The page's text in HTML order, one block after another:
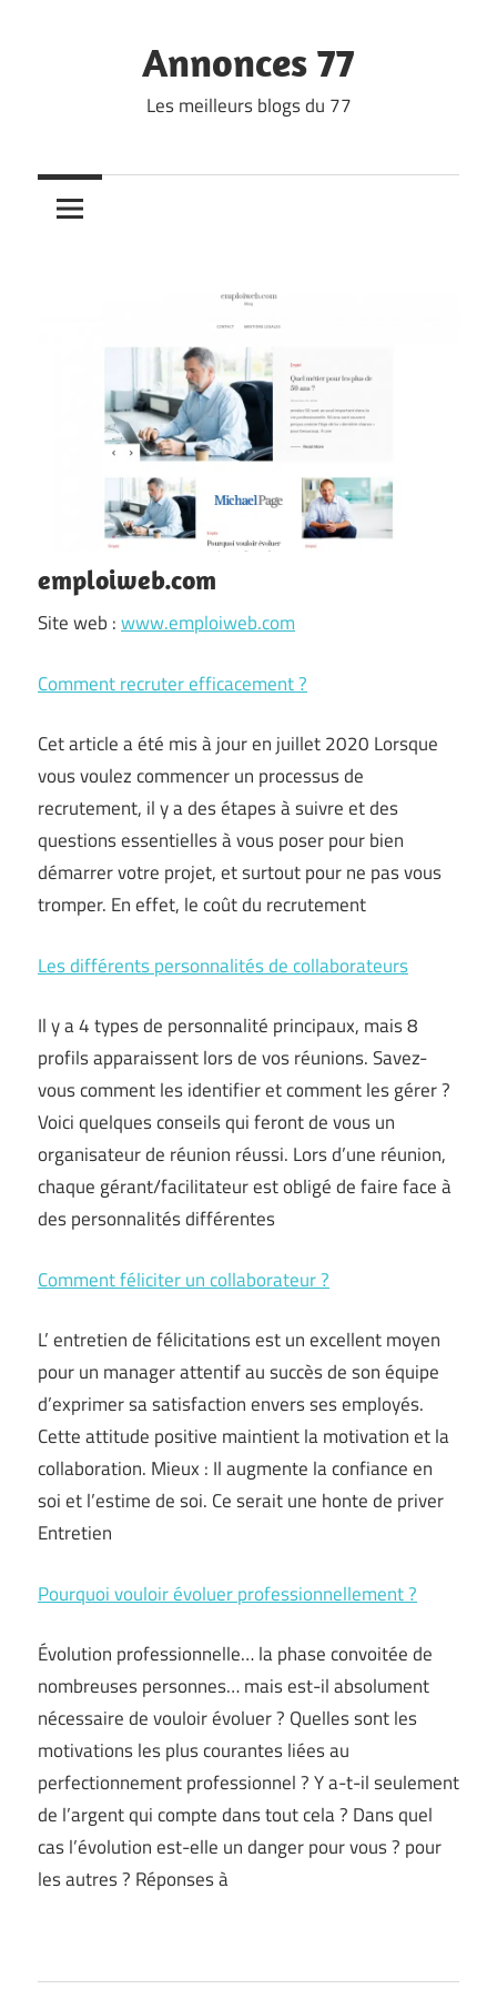
Annonces 77
Les meilleurs blogs du 77
emploiweb.com
Site web :www.emploiweb.com
Comment recruter efficacement ?
Cet article a été mis à jour en juillet 2020 Lorsque
vous voulez commencer un processus de
recrutement, il y a des étapes à suivre et des
questions essentielles à vous poser pour bien
démarrer votre projet, et surtout pour ne pas vous
tromper. En effet, le coût du recrutement
Les différents personnalités de collaborateurs
Il y a 4 types de personnalité principaux, mais 8
profils apparaissent lors de vos réunions. Savez-
vous comment les identifier et comment les gérer ?
Voici quelques conseils qui feront de vous un
organisateur de réunion réussi. Lors d’une réunion,
chaque gérant/facilitateur est obligé de faire face à
des personnalités différentes
Comment féliciter un collaborateur ?
L’ entretien de félicitations est un excellent moyen
pour un manager attentif au succès de son équipe
d’exprimer sa satisfaction envers ses employés.
Cette attitude positive maintient la motivation et la
collaboration. Mieux : Il augmente la confiance en
soi et l’estime de soi. Ce serait une honte de priver
Entretien
Pourquoi vouloir évoluer professionnellement ?
Évolution professionnelle… la phase convoitée de
nombreuses personnes… mais est-il absolument
nécessaire de vouloir évoluer ? Quelles sont les
motivations les plus courantes liées au
perfectionnement professionnel ? Y a-t-il seulement
de l’argent qui compte dans tout cela ? Dans quel
cas l’évolution est-elle un danger pour vous ? pour
les autres ? Réponses à